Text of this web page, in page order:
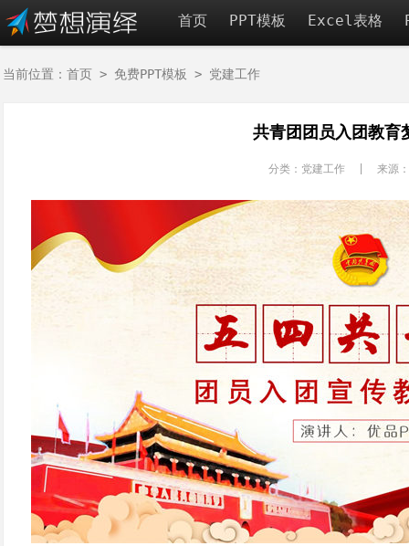
首页 PPT模板 Excel表格
当前位置： 首页> 免费PPT模板 > 党建工作
共青团团员入团教育
分类：党建工作 | 来源